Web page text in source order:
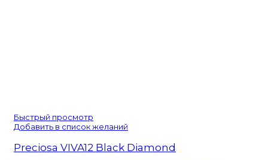
Быстрый просмотр
Добавить в список желаний
Preciosa VIVA12 Black Diamond